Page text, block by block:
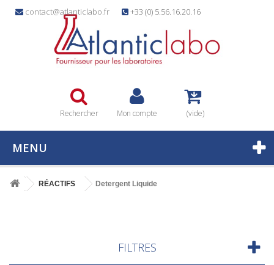
contact@atlanticlabo.fr +33 (0) 5.56.16.20.16
Rechercher Mon compte (vide)
MENU
RÉACTIFS Detergent Liquide
FILTRES